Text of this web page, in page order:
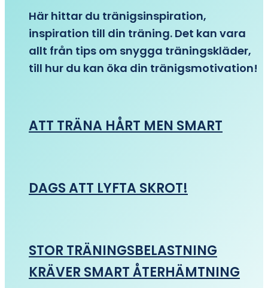
Här hittar du tränigsinspiration,
inspiration till din träning. Det kan vara
allt från tips om snygga träningskläder,
till hur du kan öka din tränigsmotivation!
ATT TRÄNA HÅRT MEN SMART
DAGS ATT LYFTA SKROT!
STOR TRÄNINGSBELASTNING
KRÄVER SMART ÅTERHÄMTNING